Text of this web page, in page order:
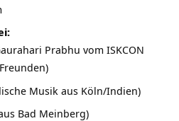
Prabhu vom ISKCON
Musik aus Köln/Indien)
Bad Meinberg)